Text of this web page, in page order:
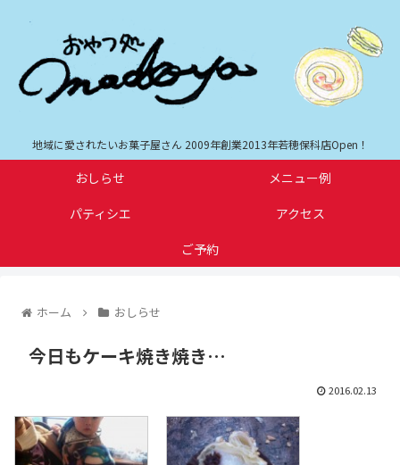
地域に愛されたいお菓子屋さん 2009年創業2013年若穂保科店Open！
おしらせ
メニュー例
パティシエ
アクセス
ご予約
ホーム おしらせ
今日もケーキ焼き焼き…
2016.02.13